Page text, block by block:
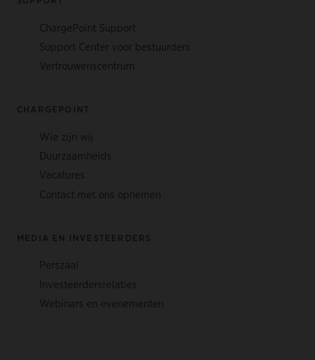
ChargePoint Support
Support Center voor bestuurders
Vertrouwenscentrum
CHARGEPOINT
Wie zijn wij
Duurzaamheids
Vacatures
Contact met ons opnemen
MEDIA EN INVESTEERDERS
Perszaal
Investeerdersrelaties
Webinars en evenementen